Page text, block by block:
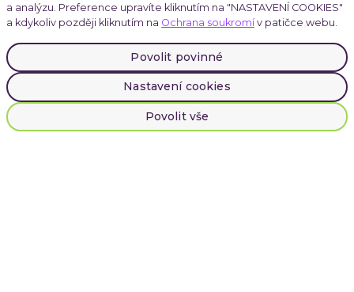
Technologické služby
a analýzu. Preference upravíte kliknutím na "NASTAVENÍ COOKIES"
a kdykoliv později kliknutím na Ochrana soukromív patičce webu.
Povolit povinné
Nastavení cookies
Povolit vše